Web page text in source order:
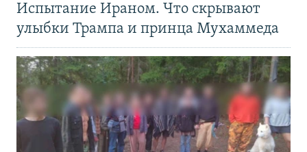
Испытание Ираном. Что скрывают
улыбки Трампа и принца Мухаммеда